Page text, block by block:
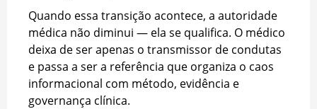
Quando essa transição acontece, a autoridade
médica não diminui — ela se qualifica. O médico
deixa de ser apenas o transmissor de condutas
e passa a ser a referência que organiza o caos
informacional com método, evidência e
governança clínica.